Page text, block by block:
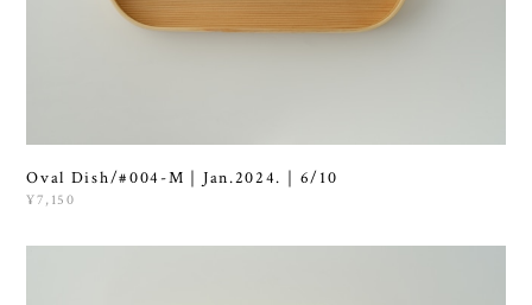
Oval Dish/#004-M｜Jan.2024.｜6/10
¥7,150